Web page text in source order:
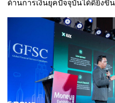
ด้านการเงินยุคปัจจุบันได้ดียิ้งขึ้น